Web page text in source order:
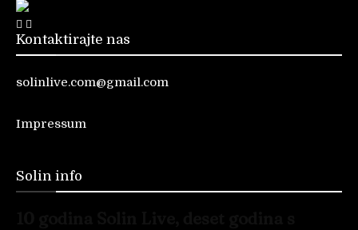
Kontaktirajte nas
solinlive.com@gmail.com
Impressum
Solin info